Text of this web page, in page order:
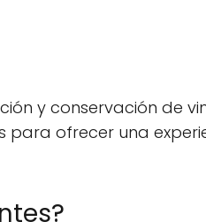
y conservación de
para ofrecer una